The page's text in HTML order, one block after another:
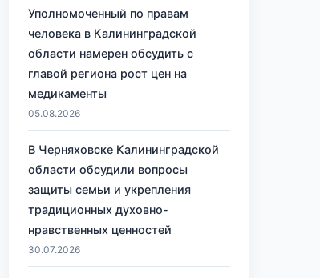
Уполномоченный по правам
человека в Калининградской
области намерен обсудить с
главой региона рост цен на
медикаменты
05.08.2026
В Черняховске Калининградской
области обсудили вопросы
защиты семьи и укрепления
традиционных духовно-
нравственных ценностей
30.07.2026